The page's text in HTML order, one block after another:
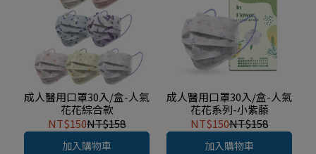
成人醫用口罩30入/盒-人氣
花花綜合款
NT$150NT$158
加入購物車
成人醫用口罩30入/盒-人氣
花花系列-小紫藤
NT$150NT$158
加入購物車